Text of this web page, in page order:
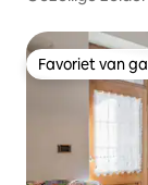
Favoriet van
Favoriet van